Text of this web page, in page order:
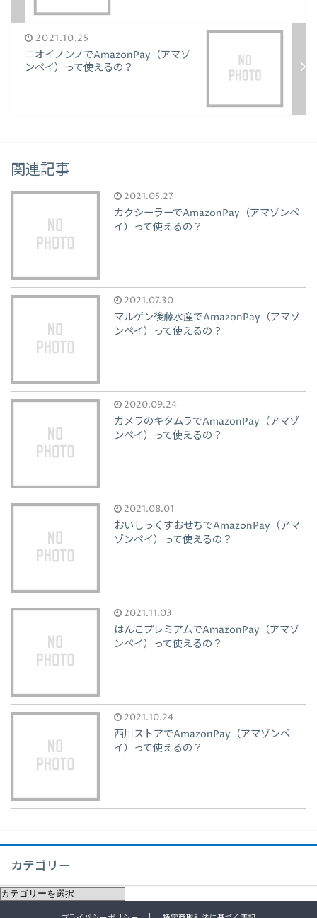
2021.10.25
ニオイノンノでAmazonPay（アマゾ
ンペイ）って使えるの？
関連記事
2021.05.27
カクシーラーでAmazonPay（アマゾンペ
イ）って使えるの？
2021.07.30
マルゲン後藤水産でAmazonPay（アマゾ
ンペイ）って使えるの？
2020.09.24
カメラのキタムラでAmazonPay（アマゾ
ンペイ）って使えるの？
2021.08.01
おいしっくすおせちでAmazonPay（アマ
ゾンペイ）って使えるの？
2021.11.03
はんこプレミアムでAmazonPay（アマゾ
ンペイ）って使えるの？
2021.10.24
西川ストアでAmazonPay（アマゾンペ
イ）って使えるの？
カテゴリー